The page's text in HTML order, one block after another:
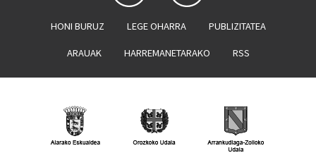
HONI BURUZ LEGE OHARRA PUBLIZITATEA
ARAUAK HARREMANETARAKO RSS